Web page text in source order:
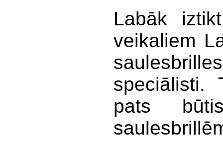
Labāk
veikaliem
speciālisti.
pats